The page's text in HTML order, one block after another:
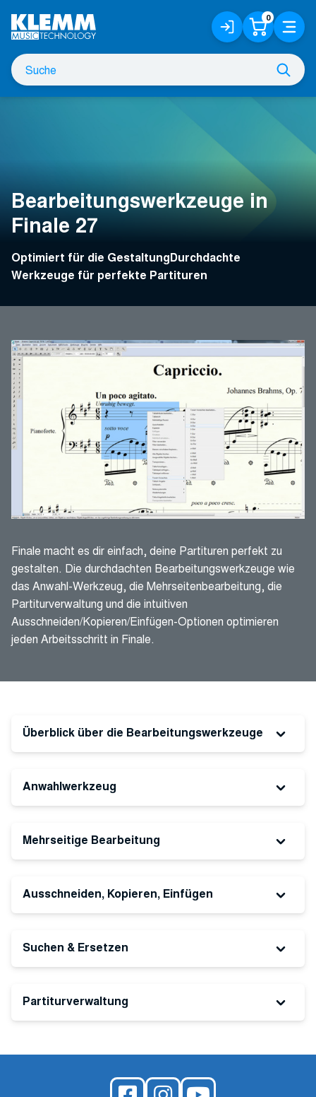
Hauptinhalt
Suche
nach
Anmelden
/
Registrieren
0 Menü
Bearbeitungswerkzeuge in
Finale 27
Optimiert für die GestaltungDurchdachte
Werkzeuge für perfekte Partituren
Finale macht es dir einfach, deine Partituren perfekt zu
gestalten. Die durchdachten Bearbeitungswerkzeuge wie
das Anwahl-Werkzeug, die Mehrseitenbearbeitung, die
Partiturverwaltung und die intuitiven
Ausschneiden/Kopieren/Einfügen-Optionen optimieren
jeden Arbeitsschritt in Finale.
Überblick über die Bearbeitungswerkzeuge
Anwahlwerkzeug
Mehrseitige Bearbeitung
Ausschneiden, Kopieren, Einfügen
Suchen & Ersetzen
Partiturverwaltung